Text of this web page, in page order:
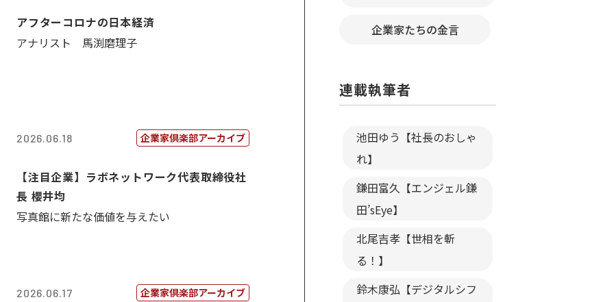
アフターコロナの日本経済
アナリスト 馬渕磨理子
2026.06.18 企業家倶楽部アーカイブ
【注目企業】ラボネットワーク代表取締役社
長 櫻井均
写真館に新たな価値を与えたい
2026.06.17 企業家倶楽部アーカイブ
企業家たちの金言
連載執筆者
池田ゆう【社長のおしゃ
れ】
鎌田富久【エンジェル鎌
田’sEye】
北尾吉孝【世相を斬
る！】
鈴木康弘【デジタルシフ